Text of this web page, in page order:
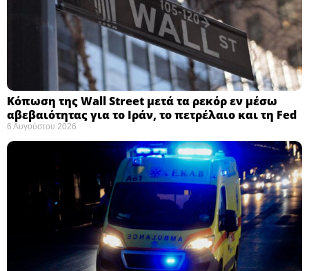
Κόπωση της Wall Street μετά τα ρεκόρ εν μέσω
αβεβαιότητας για το Ιράν, το πετρέλαιο και τη Fed
6 Αυγούστου 2026